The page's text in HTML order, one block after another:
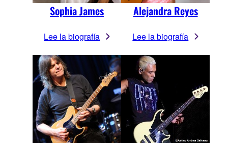
Sophia James
Lee la biografía
Alejandra Reyes
Lee la biografía